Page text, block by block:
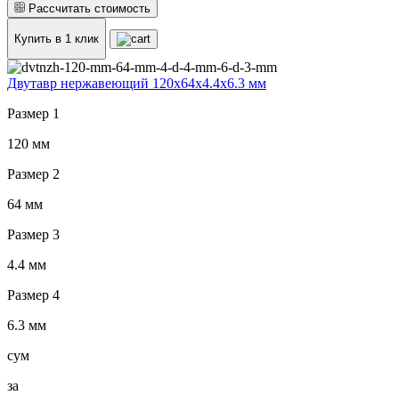
Рассчитать стоимость
Купить в 1 клик
Двутавр нержавеющий 120x64x4.4x6.3 мм
Размер 1
120 мм
Размер 2
64 мм
Размер 3
4.4 мм
Размер 4
6.3 мм
сум
за